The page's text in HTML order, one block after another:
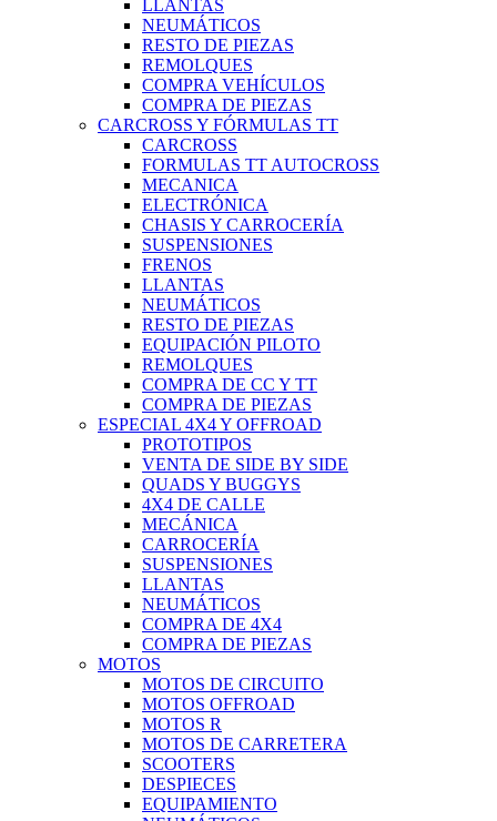
LLANTAS
NEUMÁTICOS
RESTO DE PIEZAS
REMOLQUES
COMPRA VEHÍCULOS
COMPRA DE PIEZAS
CARCROSS Y FÓRMULAS TT
CARCROSS
FORMULAS TT AUTOCROSS
MECANICA
ELECTRÓNICA
CHASIS Y CARROCERÍA
SUSPENSIONES
FRENOS
LLANTAS
NEUMÁTICOS
RESTO DE PIEZAS
EQUIPACIÓN PILOTO
REMOLQUES
COMPRA DE CC Y TT
COMPRA DE PIEZAS
ESPECIAL 4X4 Y OFFROAD
PROTOTIPOS
VENTA DE SIDE BY SIDE
QUADS Y BUGGYS
4X4 DE CALLE
MECÁNICA
CARROCERÍA
SUSPENSIONES
LLANTAS
NEUMÁTICOS
COMPRA DE 4X4
COMPRA DE PIEZAS
MOTOS
MOTOS DE CIRCUITO
MOTOS OFFROAD
MOTOS R
MOTOS DE CARRETERA
SCOOTERS
DESPIECES
EQUIPAMIENTO